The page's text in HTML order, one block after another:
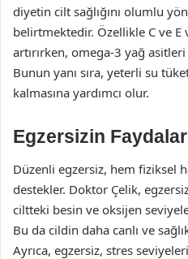
diyetin cilt sağlığını olumlu
belirtmektedir. Özellikle C ve
artırırken, omega-3 yağ
Bunun yanı sıra, yeterli su
kalmasına yardımcı olur.
Egzersizin
Düzenli egzersiz, hem fiziksel
destekler. Doktor Çelik,
ciltteki besin ve oksijen
Bu da cildin daha canlı ve
Ayrıca, egzersiz, stres